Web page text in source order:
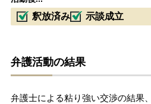
釈放済み 示談成立
弁護活動の結果
弁護士による粘り強い交渉の結果